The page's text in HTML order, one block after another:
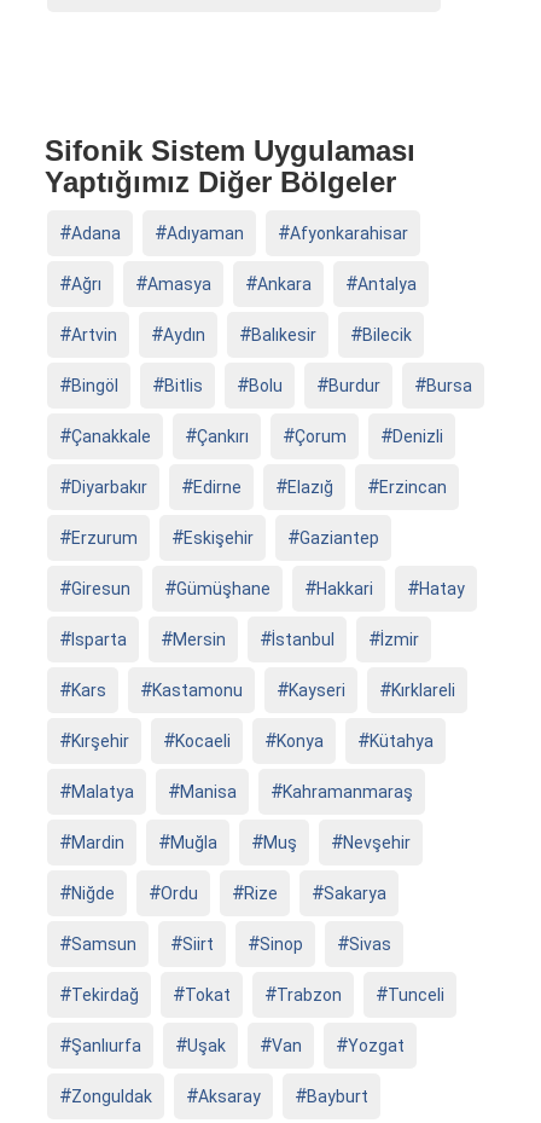
Sifonik Sistem Uygulaması
Yaptığımız Diğer Bölgeler
Adana Adıyaman Afyonkarahisar
Ağrı Amasya Ankara Antalya
Artvin Aydın Balıkesir Bilecik
Bingöl Bitlis Bolu Burdur Bursa
Çanakkale Çankırı Çorum Denizli
Diyarbakır Edirne Elazığ Erzincan
Erzurum Eskişehir Gaziantep
Giresun Gümüşhane Hakkari Hatay
Isparta Mersin İstanbul İzmir
Kars Kastamonu Kayseri Kırklareli
Kırşehir Kocaeli Konya Kütahya
Malatya Manisa Kahramanmaraş
Mardin Muğla Muş Nevşehir
Niğde Ordu Rize Sakarya
Samsun Siirt Sinop Sivas
Tekirdağ Tokat Trabzon Tunceli
Şanlıurfa Uşak Van Yozgat
Zonguldak Aksaray Bayburt